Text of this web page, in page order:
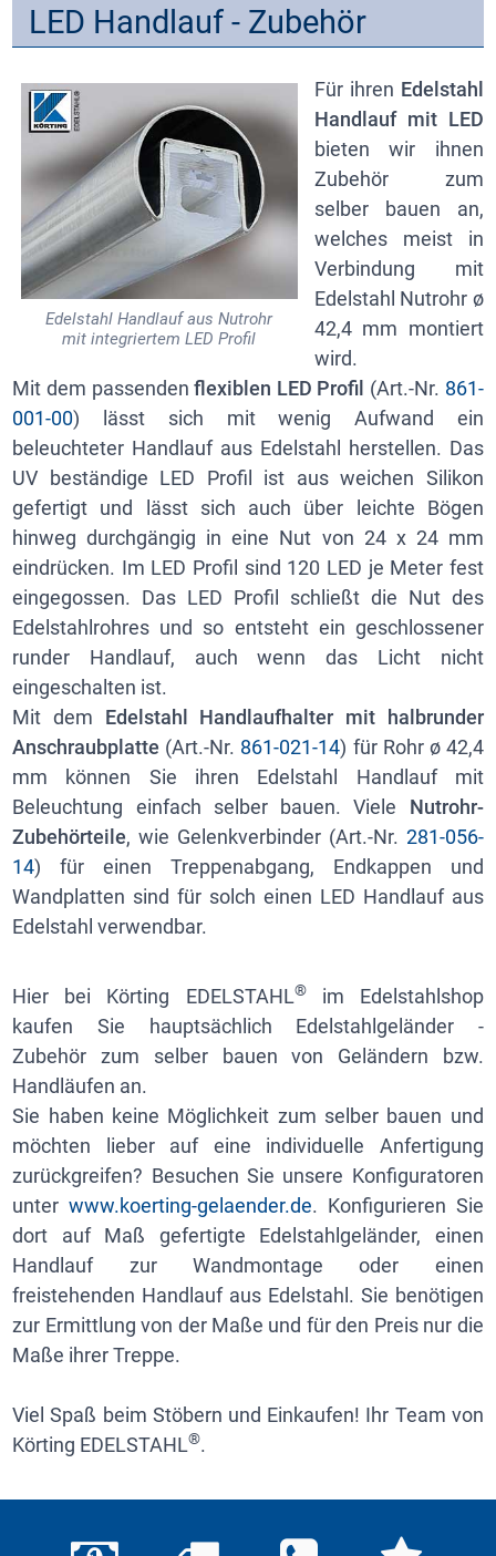
LED Handlauf - Zubehör
Edelstahl Handlauf aus Nutrohr
mit integriertem LED Profil
Für ihren Edelstahl
Handlauf mit LED
bieten wir ihnen
Zubehör zum
selber bauen an,
welches meist in
Verbindung mit
Edelstahl Nutrohr ø
42,4 mm montiert
wird.
Mit dem passendenflexiblen LED Profil (Art.-Nr. 861-
001-00) lässt sich mit wenig Aufwand ein
beleuchteter Handlauf aus Edelstahl herstellen. Das
UV beständige LED Profil ist aus weichen Silikon
gefertigt und lässt sich auch über leichte Bögen
hinweg durchgängig in eine Nut von 24 x 24 mm
eindrücken. Im LED Profil sind 120 LED je Meter fest
eingegossen. Das LED Profil schließt die Nut des
Edelstahlrohres und so entsteht ein geschlossener
runder Handlauf, auch wenn das Licht nicht
eingeschalten ist.
Mit dem Edelstahl Handlaufhalter mit halbrunder
Anschraubplatte (Art.-Nr. 861-021-14) für Rohr ø 42,4
mm können Sie ihren Edelstahl Handlauf mit
Beleuchtung einfach selber bauen. Viele Nutrohr-
Zubehörteile, wie Gelenkverbinder (Art.-Nr. 281-056-
14) für einen Treppenabgang, Endkappen und
Wandplatten sind für solch einen LED Handlauf aus
Edelstahl verwendbar.
Hier bei Körting EDELSTAHL®im Edelstahlshop
kaufen Sie hauptsächlich Edelstahlgeländer -
Zubehör zum selber bauen von Geländern bzw.
Handläufen an.
Sie haben keine Möglichkeit zum selber bauen und
möchten lieber auf eine individuelle Anfertigung
zurückgreifen? Besuchen Sie unsere Konfiguratoren
unterwww.koerting-gelaender.de. Konfigurieren Sie
dort auf Maß gefertigte Edelstahlgeländer, einen
Handlauf zur Wandmontage oder einen
freistehenden Handlauf aus Edelstahl. Sie benötigen
zur Ermittlung von der Maße und für den Preis nur die
Maße ihrer Treppe.
Viel Spaß beim Stöbern und Einkaufen! Ihr Team von
Körting EDELSTAHL®.